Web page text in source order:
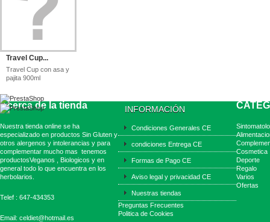
Travel Cup...
Travel Cup con asa y
pajita 900ml
Acerca de la tienda
Nuestra tienda online se ha
especializado en productos Sin Gluten y
otros alergenos y intolerancias y para
complementar mucho mas tenemos
productosVeganos , Biologicos y en
general todo lo que encuentra en los
herbolarios.
Telef : 647-434353
Email: celdiet@hotmail.es
INFORMACIÓN
Condiciones Generales CE
condiciones Entrega CE
Formas de Pago CE
Aviso legal y privacidad CE
Nuestras tiendas
Preguntas Frecuentes
Politica de Cookies
Cosmetica
Deporte
Regalo
Varios
Ofertas